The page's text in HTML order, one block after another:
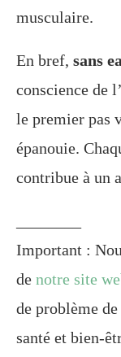
musculaire.
En bref, sans
conscience de
le premier pas
épanouie.
contribue à un
Important :
de notre site
de problème
santé et bien-